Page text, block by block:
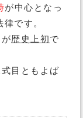
が中心となっ
です。
歴史上初で
目ともよば